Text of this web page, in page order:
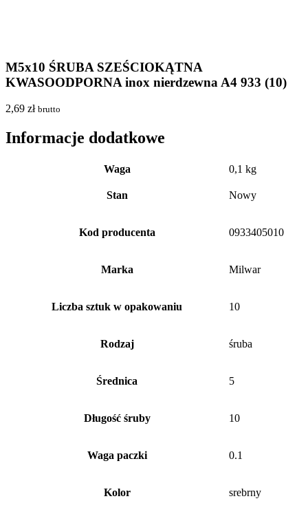
M5x10 ŚRUBA SZEŚCIOKĄTNA
KWASOODPORNA inox nierdzewna A4 933 (10)
2,69 zł brutto
Informacje dodatkowe
Waga 0,1 kg
Stan Nowy
Kod producenta 0933405010
Marka Milwar
Liczba sztuk w opakowaniu 10
Rodzaj śruba
Średnica 5
Długość śruby 10
Waga paczki 0.1
Kolor srebrny